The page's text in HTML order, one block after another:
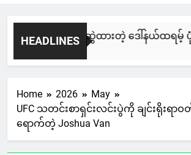
HEADLINES
မြင်းချေးနဲ့ ရေးဆွဲထားတဲ့ ဒေါ်နယ်ထရမ့် ပုံ
3 Days Ago
Home 2026
May
UFC သတင်းစာရှင်းလင်းပွဲကို ချင်းရိုးရာ
ရောက်တဲ့ Joshua Van